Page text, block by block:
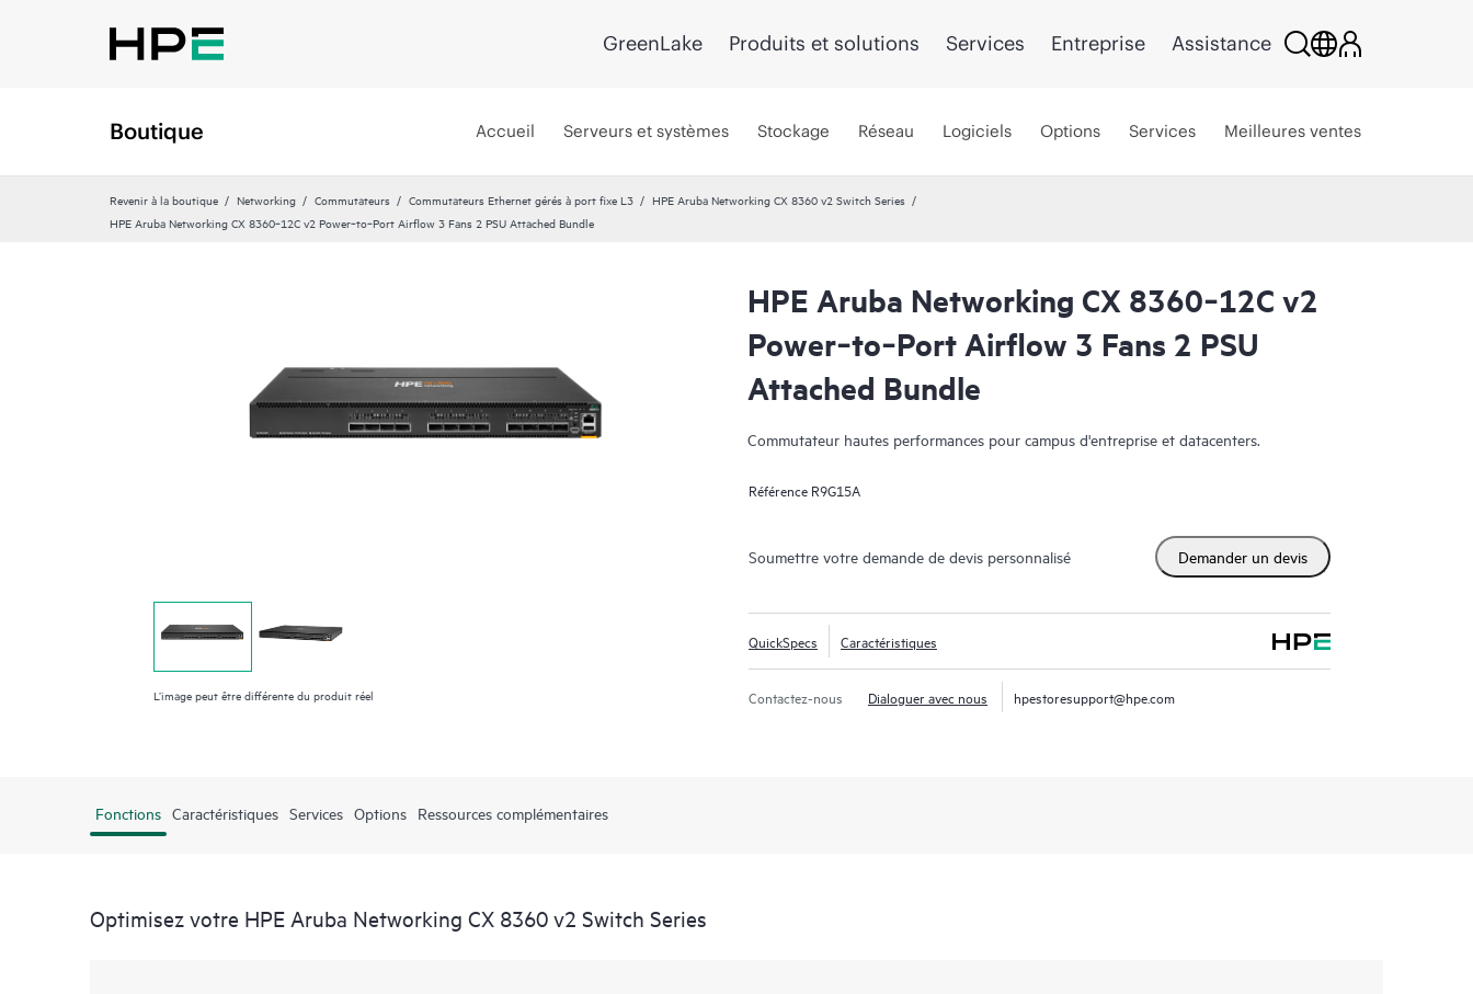
GreenLake Produits et solutions Services Entreprise Assistance
Boutique Accueil Serveurs et systèmes Stockage Réseau Logiciels Options Services Meilleures ventes
Revenir à la boutique Networking Commutateurs Commutateurs Ethernet gérés à port fixe L3
HPE Aruba Networking CX 8360 v2 Switch Series
HPE Aruba Networking CX 8360‑12C v2 Power‑to‑Port Airflow 3 Fans 2 PSU Attached Bundle
L’image peut être différente du produit réel
HPE Aruba Networking CX 8360‑12C v2
Power‑to‑Port Airflow 3 Fans 2 PSU
Attached Bundle
Commutateur hautes performances pour campus d'entreprise et datacenters.
Référence R9G15A
Soumettre votre demande de devis personnalisé Demander un devis
QuickSpecs Caractéristiques
Contactez-nous Dialoguer avec nous hpestoresupport@hpe.com
Fonctions Caractéristiques Services Options Ressources complémentaires
Optimisez votre HPE Aruba Networking CX 8360 v2 Switch Series